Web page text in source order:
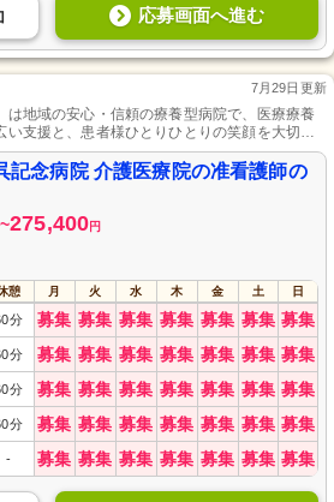
応募画面へ進む
7月29日更新
は地域の安心・信頼の療養型病院で、医療療養
い支援と、患者様ひとりひとりの笑顔を大切
看護のプロを育てています。
記念病院 介護医療院の准看護師の
~275,400円
憩 月 火 水 木 金 土 日
分 募集 募集 募集 募集 募集 募集 募集
分 募集 募集 募集 募集 募集 募集 募集
分 募集 募集 募集 募集 募集 募集 募集
分 募集 募集 募集 募集 募集 募集 募集
- 募集 募集 募集 募集 募集 募集 募集